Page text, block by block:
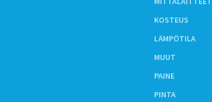
KOSTEUS
LÄMPÖTILA
MUUT
PAINE
PINTA